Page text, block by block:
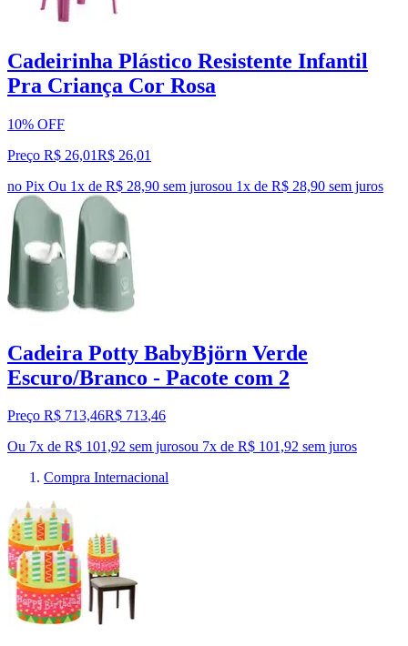
Cadeirinha Plástico Resistente Infantil
Pra Criança Cor Rosa
10% OFF
Preço R$ 26,01R$ 26,01
no Pix Ou 1x de R$ 28,90 sem jurosou 1x de R$ 28,90 sem juros
Cadeira Potty BabyBjörn Verde
Escuro/Branco - Pacote com 2
Preço R$ 713,46R$ 713,46
Ou 7x de R$ 101,92 sem jurosou 7x de R$ 101,92 sem juros
Compra Internacional